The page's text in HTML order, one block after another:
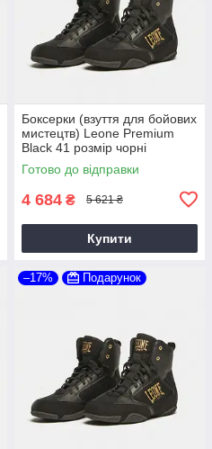
Боксерки (взуття для бойових
мистецтв) Leone Premium
Black 41 розмір чорні
Готово до відправки
4 684 ₴ 5 621 ₴
Купити
–17% Подарунок